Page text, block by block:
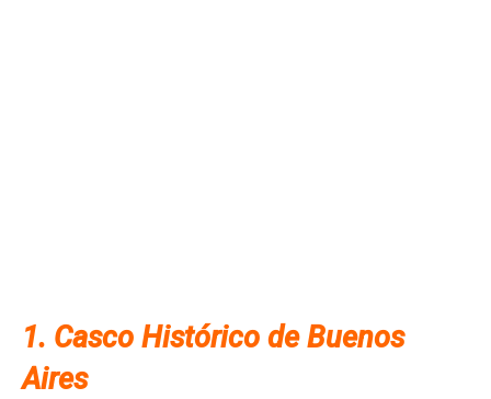
1. Casco Histórico de Buenos
Aires